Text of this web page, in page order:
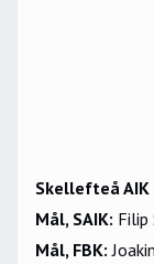
Skellefteå
Mål, SAIK: Filip
Mål, FBK: